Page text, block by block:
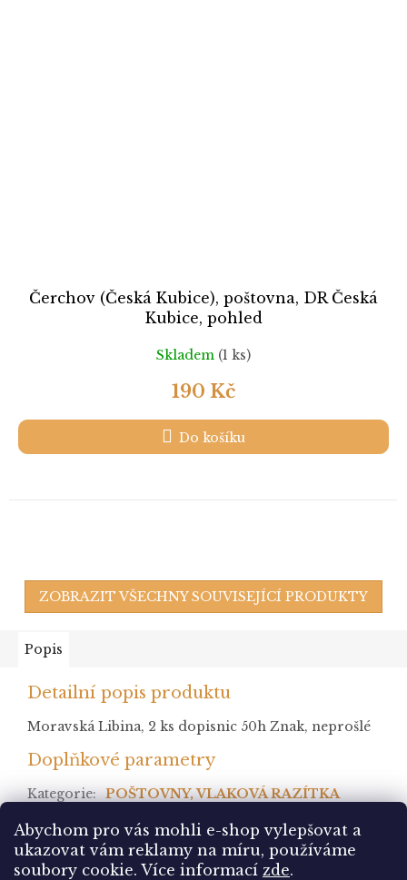
Abychom pro vás mohli e-shop vylepšovat a
ukazovat vám reklamy na míru, používáme
soubory cookie. Více informací zde.
Čerchov (Česká Kubice), poštovna, DR Česká
Kubice, pohled
Skladem (1 ks)
190 Kč
Do košíku
ZOBRAZIT VŠECHNY SOUVISEJÍCÍ PRODUKTY
Popis
Detailní popis produktu
Moravská Libina, 2 ks dopisnic 50h Znak, neprošlé
Doplňkové parametry
Kategorie: POŠTOVNY, VLAKOVÁ RAZÍTKA